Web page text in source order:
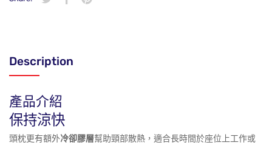
在 Twitter 上發佈 Twitter 貼文
在新視窗中開啟。
分享至 Facebook
在新視窗中開啟。
在 Pinterest 上發佈 Pin 貼文
在新視窗中開啟。
Description
產品介紹
保持涼快
頭枕更有額外冷卻膠層幫助頸部散熱，適合長時間於座位上工作或